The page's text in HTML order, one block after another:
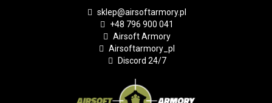
sklep@airsoftarmory.pl
+48 796 900 041
Airsoft Armory
Airsoftarmory_pl
Discord 24/7